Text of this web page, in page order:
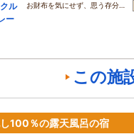
ル
ー
お財布を気にせず、思う存分…
この施
100％の露天風呂の宿